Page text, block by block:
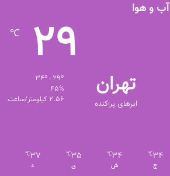
آب و هوا
تهران
ابرهای پراکنده
29
℃
45%
2.56 کیلومتر/ساعت
34
℃
ج
34
℃
ش
35
℃
ی
37
℃
د